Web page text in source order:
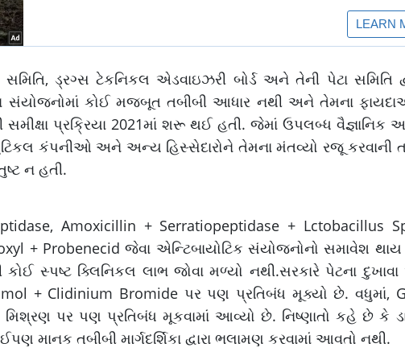
ડ્રગ્સ ટેકનિકલ એડવાઇઝરી બોર્ડ અને તેની પેટા સમિતિ
કોઈ મજબૂત તબીબી આધાર નથી અને તેમના
સમીક્ષા પ્રક્રિયા 2021માં શરૂ થઈ હતી. જેમાં ઉપલબ્ધ વૈજ્ઞાનિક
કંપનીઓ અને અન્ય હિસ્સેદારોને તેમના મંતવ્યો રજૂ કરવાની
ન હતી.
Amoxicillin + Serratiopeptidase + Lctobacillus
+ Probenecid જેવા એન્ટિબાયોટિક સંયોજનોનો સમાવેશ થાય
સ્પષ્ટ ક્લિનિકલ લાભ જોવા મળ્યો નથી.સરકારે પેટના
+ Clidinium Bromide પર પણ પ્રતિબંધ મૂક્યો છે. વધુમાં,
મિશ્રણ પર પણ પ્રતિબંધ મૂકવામાં આવ્યો છે. નિષ્ણાતો કહે છે કે
માનક તબીબી માર્ગદર્શિકા દ્વારા ભલામણ કરવામાં આવતો નથી.